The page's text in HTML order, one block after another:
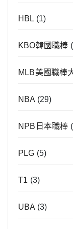
HBL (1)
KBO韓國職棒
MLB美國職棒
NBA (29)
NPB日本職棒
PLG (5)
T1 (3)
UBA (3)